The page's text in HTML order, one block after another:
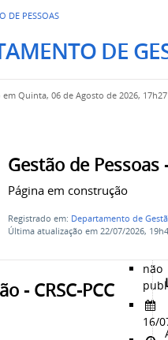
DE PESSOAS
DE
Quinta, 06 de Agosto de 2026, 17h27
Gestão de Pessoas
Página em construção
Registrado em: Departamento de
Última atualização em 22/07/2026,
- CRSC-PCC
não
16/